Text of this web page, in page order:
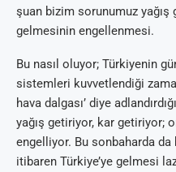
şuan bizim sorunumuz yağış
gelmesinin engellenmesi.
Bu nasıl oluyor; Türkiyenin
sistemleri kuvvetlendiği
hava dalgası’ diye
yağış getiriyor, kar getiriyor;
engelliyor. Bu sonbaharda da
itibaren Türkiye’ye gelmesi